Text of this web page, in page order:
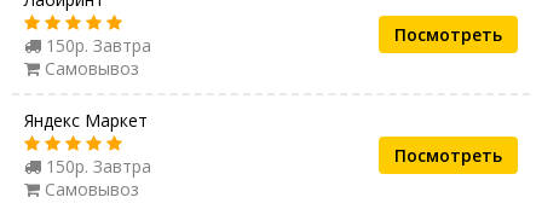
150р. Завтра
Самовывоз
Посмотреть
Яндекс Маркет
150р. Завтра
Самовывоз
Посмотреть